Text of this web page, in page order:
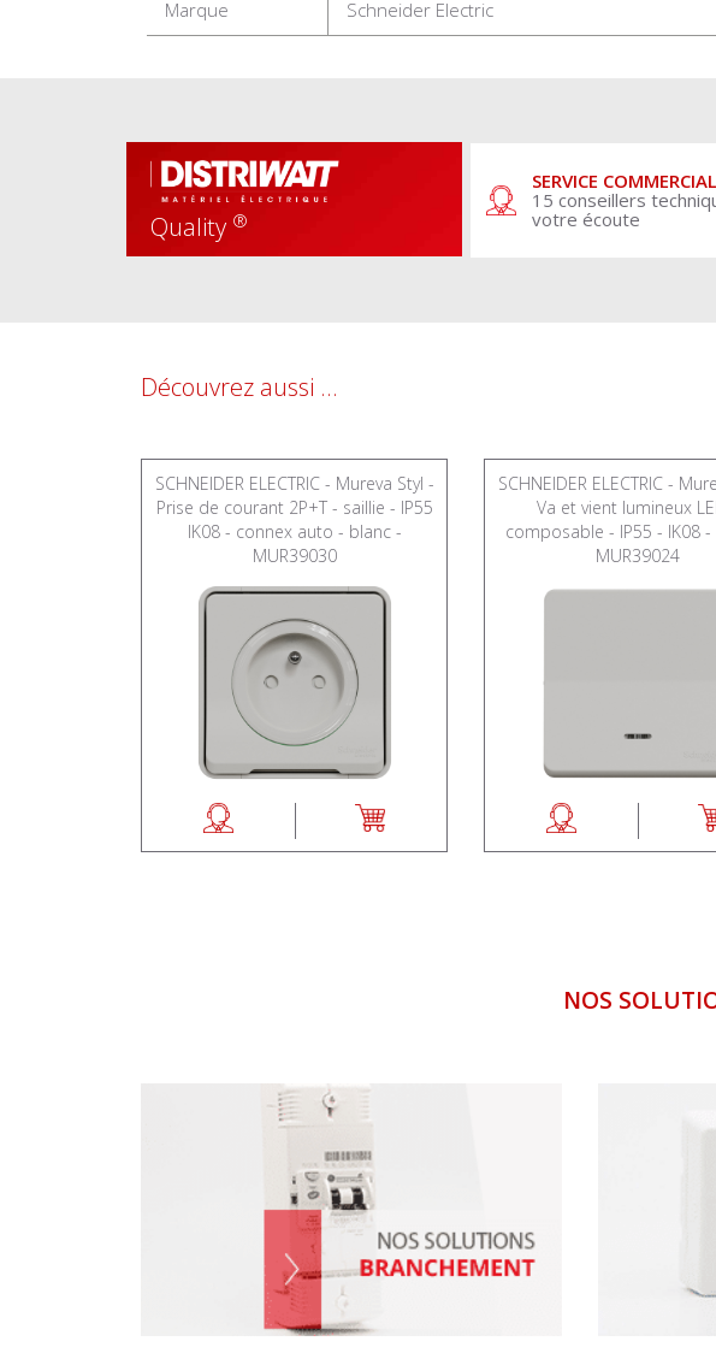
Marque Schneider Electric
Quality ®
SERVICE COMMERCIAL
15 conseillers
votre écoute
Découvrez aussi ...
SCHNEIDER ELECTRIC - Mureva Styl -
Prise de courant 2P+T - saillie - IP55
IK08 - connex auto - blanc -
MUR39030
SCHNEIDER ELECTRIC -
Va et vient lumineux
composable - IP55 - IK08
MUR39024
NOS